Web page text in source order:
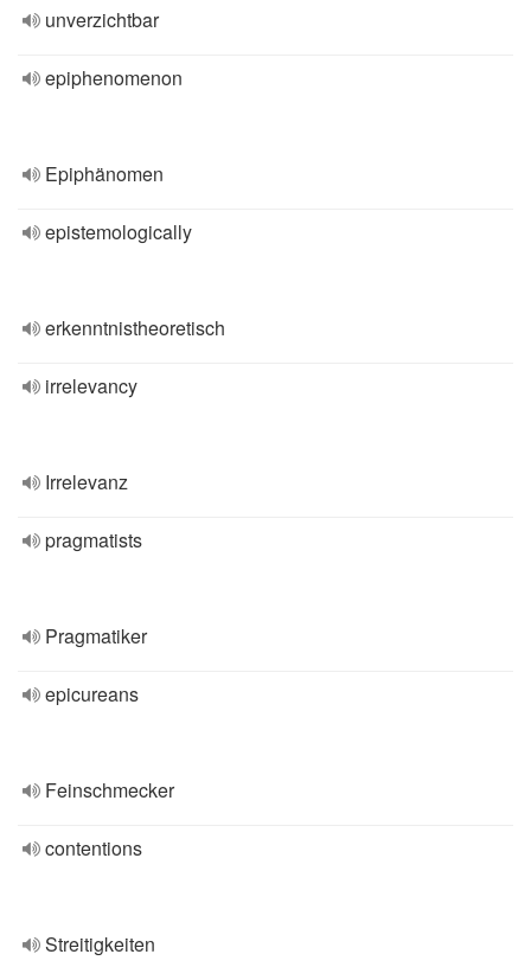
unverzichtbar
epiphenomenon
Epiphänomen
epistemologically
erkenntnistheoretisch
irrelevancy
Irrelevanz
pragmatists
Pragmatiker
epicureans
Feinschmecker
contentions
Streitigkeiten